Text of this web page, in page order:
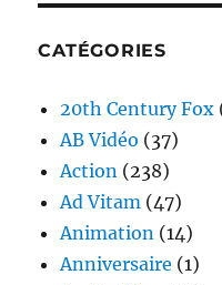
CATÉGORIES
20th Century Fox
AB Vidéo (37)
Action (238)
Ad Vitam (47)
Animation (14)
Anniversaire (1)